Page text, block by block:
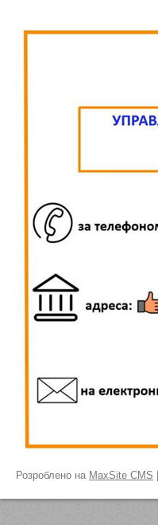
Розроблено на MaxSite CMS